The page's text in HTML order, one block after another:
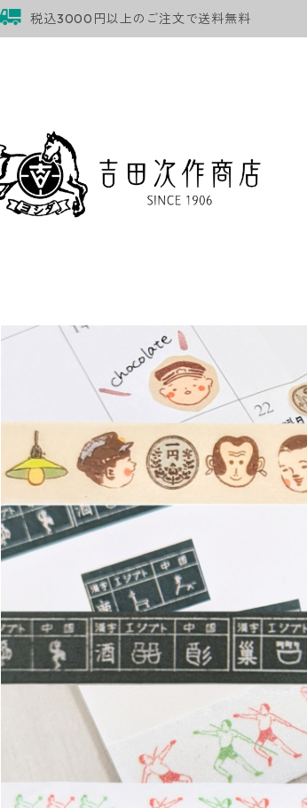
税込3000円以上のご注文で送料無料